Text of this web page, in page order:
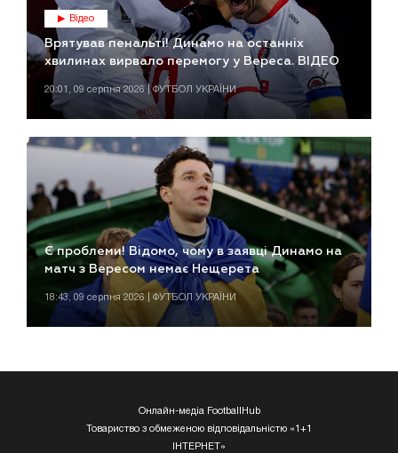
Відео
Врятував пенальті! Динамо на останніх
хвилинах вирвало перемогу у Вереса. ВІДЕО
20:01, 09 серпня 2026 | ФУТБОЛ УКРАЇНИ
Є проблеми! Відомо, чому в заявці Динамо на
матч з Вересом немає Нещерета
18:43, 09 серпня 2026 | ФУТБОЛ УКРАЇНИ
Онлайн-медіа FootballHub
Товариство з обмеженою відповідальністю «1+1
ІНТЕРНЕТ»